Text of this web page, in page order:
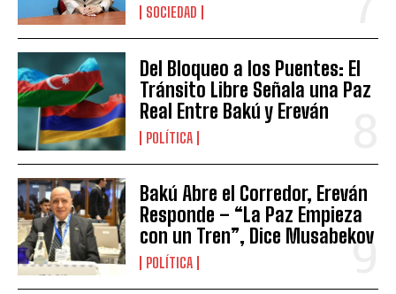
SOCIEDAD
Del Bloqueo a los Puentes: El
Tránsito Libre Señala una Paz
Real Entre Bakú y Ereván
POLÍTICA
Bakú Abre el Corredor, Ereván
Responde – “La Paz Empieza
con un Tren”, Dice Musabekov
POLÍTICA